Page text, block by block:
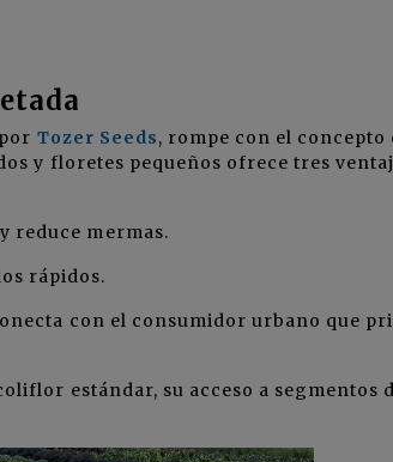
Tozer Seeds, rompe con el concepto
y floretes pequeños ofrece tres
reduce mermas.
rápidos.
con el consumidor urbano que
estándar, su acceso a segmentos